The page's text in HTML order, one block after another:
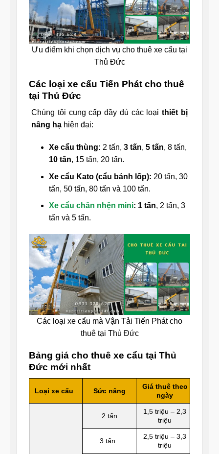
Ưu điểm khi chọn dịch vụ cho thuê xe cẩu tại
Thủ Đức
Các loại xe cẩu Tiến Phát cho thuê
tại Thủ Đức
Chúng tôi cung cấp đầy đủ các loạithiết bị
nâng hạ hiện đại:
Xe cẩu thùng: 2 tấn, 3 tấn, 5 tấn, 8 tấn,
10 tấn, 15 tấn, 20 tấn.
Xe cẩu Kato (cẩu bánh lốp): 20 tấn, 30
tấn, 50 tấn, 80 tấn và 100 tấn.
Xe cẩu chân nhện mini: 1 tấn, 2 tấn, 3
tấn và 5 tấn.
Các loại xe cẩu mà Vận Tải Tiến Phát cho
thuê tại Thủ Đức
Bảng giá cho thuê xe cẩu tại Thủ
Đức mới nhất
Loại xe cẩu Sức nâng
Giá thuê theo
ngày
2 tấn
1,5 triệu – 2,3
triệu
3 tấn
2,5 triệu – 3,3
triệu